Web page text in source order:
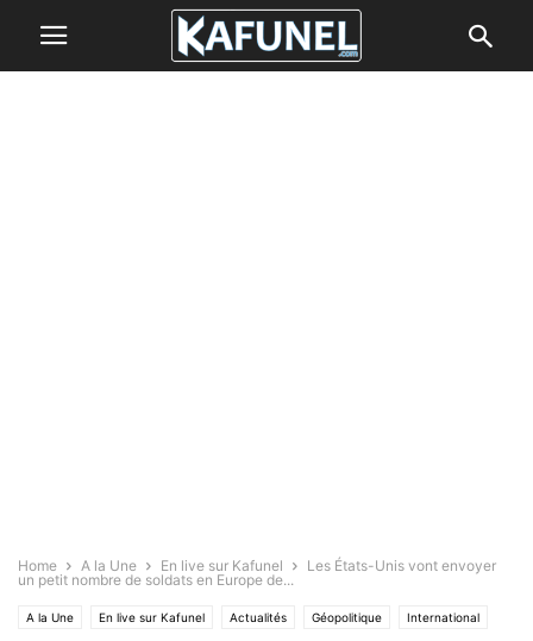
Home A la Une En live sur Kafunel
Les États-Unis vont envoyer
un petit nombre de soldats en Europe de...
A la Une En live sur Kafunel Actualités Géopolitique International